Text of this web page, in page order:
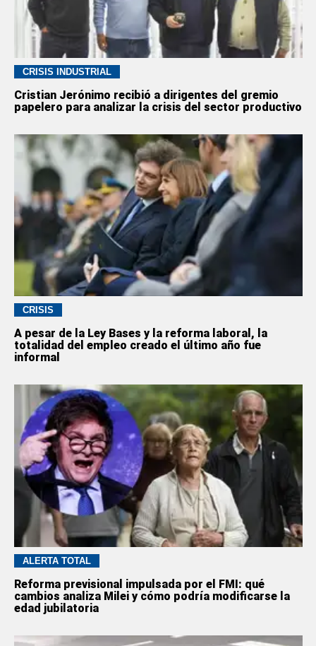
CRISIS INDUSTRIAL
Cristian Jerónimo recibió a dirigentes del gremio
papelero para analizar la crisis del sector productivo
CRISIS
A pesar de la Ley Bases y la reforma laboral, la
totalidad del empleo creado el último año fue
informal
ALERTA TOTAL
Reforma previsional impulsada por el FMI: qué
cambios analiza Milei y cómo podría modificarse la
edad jubilatoria